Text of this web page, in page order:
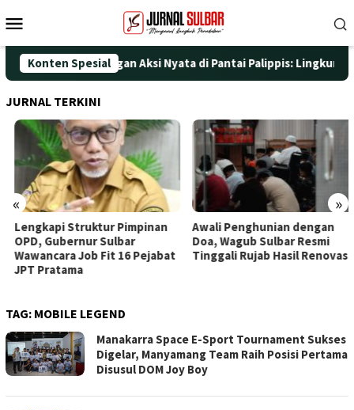
ke
Mobile
Konten Spesial
HUT ke-25 dengan Aksi Nyata di Pantai Palippis: Lingkungan
JURNAL TERKINI
« »
Lengkapi Struktur Pimpinan
OPD, Gubernur Sulbar
Wawancara Job Fit 16 Pejabat
JPT Pratama
Awali Penghunian dengan
Doa, Wagub Sulbar Resmi
Tinggali Rujab Hasil Renovasi
TAG: MOBILE LEGEND
Manakarra Space E-Sport Tournament Sukses
Digelar, Manyamang Team Raih Posisi Pertama
Disusul DOM Joy Boy